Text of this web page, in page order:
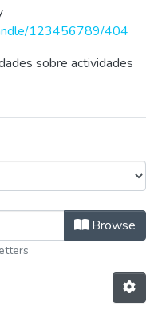
123456789/404
sobre actividades
by Author
Browse